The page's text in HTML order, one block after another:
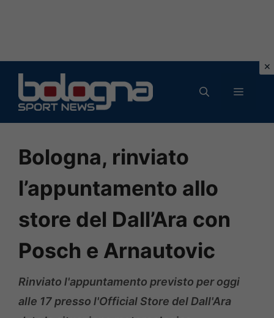
contenuto
MENU
Bologna, rinviato
l’appuntamento allo
store del Dall’Ara con
Posch e Arnautovic
Rinviato l'appuntamento previsto per oggi
alle 17 presso l'Official Store del Dall'Ara